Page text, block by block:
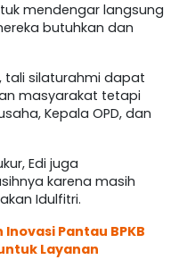
mendengar langsung
butuhkan dan
tali silaturahmi dapat
masyarakat tetapi
Kepala OPD, dan
Edi juga
karena masih
Idulfitri.
Pantau BPKB
Layanan